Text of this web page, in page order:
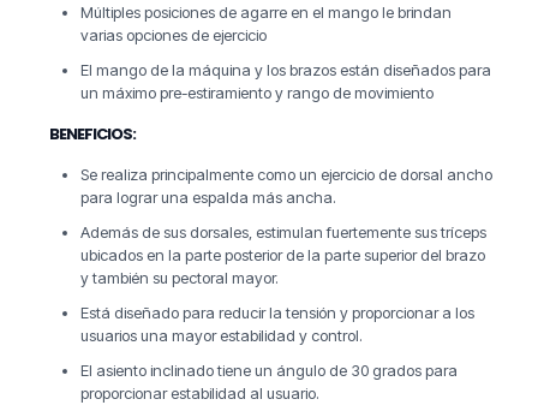
Múltiples posiciones de agarre en el mango le brindan
varias opciones de ejercicio
El mango de la máquina y los brazos están diseñados para
un máximo pre-estiramiento y rango de movimiento
BENEFICIOS:
Se realiza principalmente como un ejercicio de dorsal ancho
para lograr una espalda más ancha.
Además de sus dorsales, estimulan fuertemente sus tríceps
ubicados en la parte posterior de la parte superior del brazo
y también su pectoral mayor.
Está diseñado para reducir la tensión y proporcionar a los
usuarios una mayor estabilidad y control.
El asiento inclinado tiene un ángulo de 30 grados para
proporcionar estabilidad al usuario.